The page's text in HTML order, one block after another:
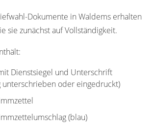
Dokumente in Waldems erhalten
sie zunächst auf Vollständigkeit.
Dienstsiegel und Unterschrift
unterschrieben oder eingedruckt)
(blau)